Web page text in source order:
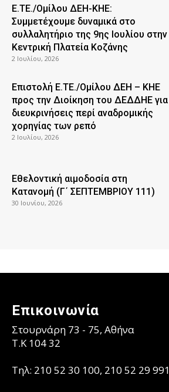
Ε.ΤΕ./Ομίλου ΔΕΗ-ΚΗΕ:
Συμμετέχουμε δυναμικά στο
συλλαλητήριο της 9ης Ιουλίου στην
Κεντρική Πλατεία Κοζάνης
2 Ιουλίου, 2026
Επιστολή Ε.ΤΕ./Ομίλου ΔΕΗ – ΚΗΕ
προς την Διοίκηση του ΔΕΔΔΗΕ για
διευκρινήσεις περί αναδρομικής
χορηγίας των ρεπό
2 Ιουλίου, 2026
Εθελοντική αιμοδοσία στη
Κατανομή (Γ΄ ΣΕΠΤΕΜΒΡΙΟΥ 111)
30 Ιουνίου, 2026
Επικοινωνία
Στουρνάρη 73 - 75, Αθήνα
T.K 104 32
Τηλ: 210 52 30 100, 210 52 29 991